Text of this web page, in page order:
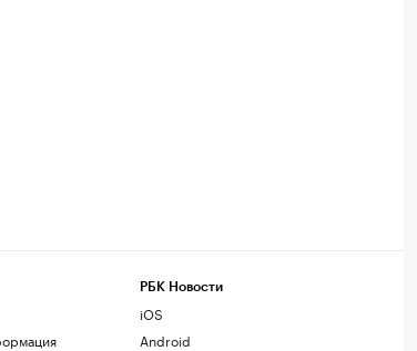
РБК Новости
iOS
Android